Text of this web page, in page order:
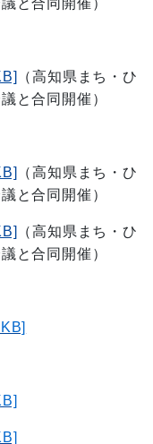
と合同開催）
（高知県まち・ひ
と合同開催）
（高知県まち・ひ
と合同開催）
（高知県まち・ひ
と合同開催）